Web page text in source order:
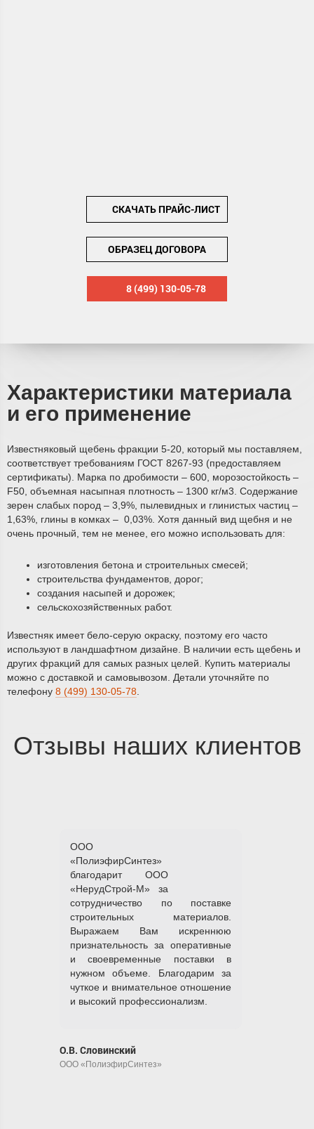
СКАЧАТЬ ПРАЙС-ЛИСТ
ОБРАЗЕЦ ДОГОВОРА
8 (499) 130-05-78
Характеристики материала
и его применение
Известняковый щебень фракции 5-20, который мы поставляем,
соответствует требованиям ГОСТ 8267-93 (предоставляем
сертификаты). Марка по дробимости – 600, морозостойкость –
F50, объемная насыпная плотность – 1300 кг/м3. Содержание
зерен слабых пород – 3,9%, пылевидных и глинистых частиц –
1,63%, глины в комках – 0,03%. Хотя данный вид щебня и не
очень прочный, тем не менее, его можно использовать для:
изготовления бетона и строительных смесей;
строительства фундаментов, дорог;
создания насыпей и дорожек;
сельскохозяйственных работ.
Известняк имеет бело-серую окраску, поэтому его часто
используют в ландшафтном дизайне. В наличии есть щебень и
других фракций для самых разных целей. Купить материалы
можно с доставкой и самовывозом. Детали уточняйте по
телефону 8 (499) 130-05-78
Отзывы наших клиентов
ООО
«ПолиэфирСинтез»
благодарит ООО
«НерудСтрой-М» за
сотрудничество по поставке
строительных материалов.
Выражаем Вам искреннюю
признательность за оперативные
и своевременные поставки в
нужном объеме. Благодарим за
чуткое и внимательное отношение
и высокий профессионализм.
О.В. Словинский
ООО «ПолиэфирСинтез»